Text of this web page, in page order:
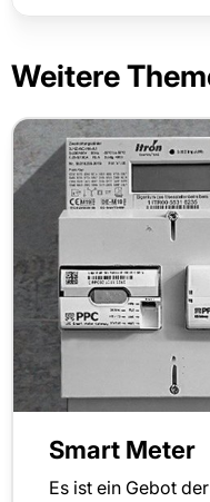
Weitere
Smart Meter
Es ist ein Gebot